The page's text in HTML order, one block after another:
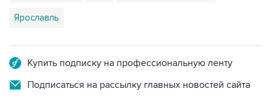
Ярославль
Купить подписку на профессиональную ленту
Подписаться на рассылку главных новостей сайта